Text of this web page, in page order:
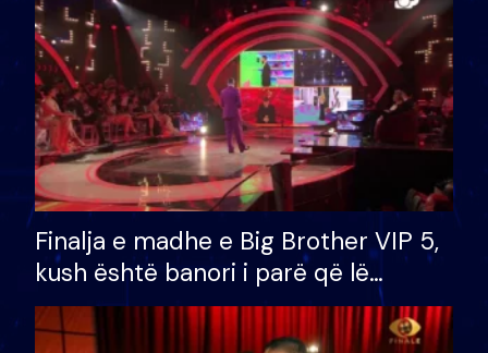
Finalja e madhe e Big Brother VIP 5,
kush është banori i parë që lë
shtëpinë dhe humb mundësinë për
të fituar çmimin e madh